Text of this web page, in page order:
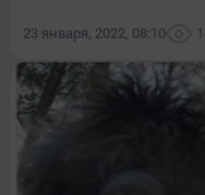
23 января, 2022, 08:10